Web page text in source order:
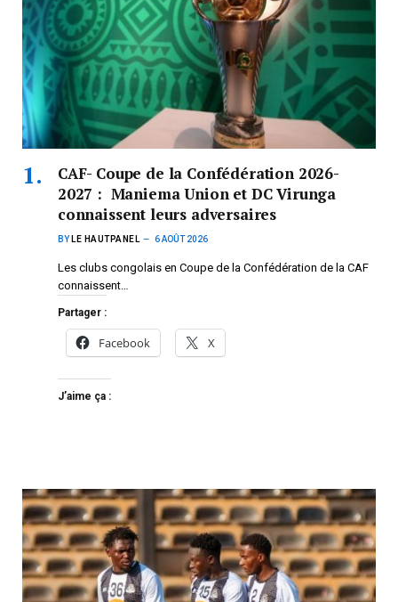
CAF- Coupe de la Confédération 2026-
2027 : Maniema Union et DC Virunga
connaissent leurs adversaires
BY LE HAUTPANEL 6 AOÛT 2026
Les clubs congolais en Coupe de la Confédération de la CAF
connaissent…
Partager :
Facebook X
J’aime ça :